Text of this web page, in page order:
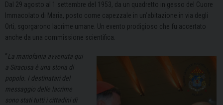
Dal 29 agosto al 1 settembre del 1953, da un quadretto in gesso del Cuore
Immacolato di Maria, posto come capezzale in un’abitazione in via degli
Orti, sgorgarono lacrime umane. Un evento prodigioso che fu accertato
anche da una commissione scientifica.
“La mariofania avvenuta qui
a Siracusa è una storia di
popolo. I destinatari del
messaggio delle lacrime
sono stati tutti i cittadini di